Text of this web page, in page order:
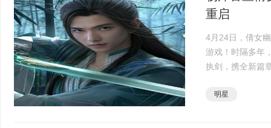
重启
4月24日，倩女
游戏！时隔多年
执剑，携全新篇
全新地图！玩···
明星